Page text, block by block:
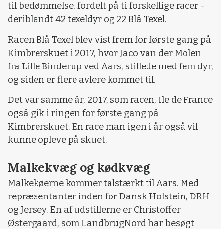
til bedømmelse, fordelt på ti forskellige racer -
deriblandt 42 texeldyr og 22 Blå Texel.
Racen Blå Texel blev vist frem for første gang på
Kimbrerskuet i 2017, hvor Jaco van der Molen
fra Lille Binderup ved Aars, stillede med fem dyr,
og siden er flere avlere kommet til.
Det var samme år, 2017, som racen, Ile de France
også gik i ringen for første gang på
Kimbrerskuet. En race man igen i år også vil
kunne opleve på skuet.
Malkekvæg og kødkvæg
Malkekøerne kommer talstærkt til Aars. Med
repræsentanter inden for Dansk Holstein, DRH
og Jersey. En af udstillerne er Christoffer
Østergaard, som LandbrugNord har besøgt